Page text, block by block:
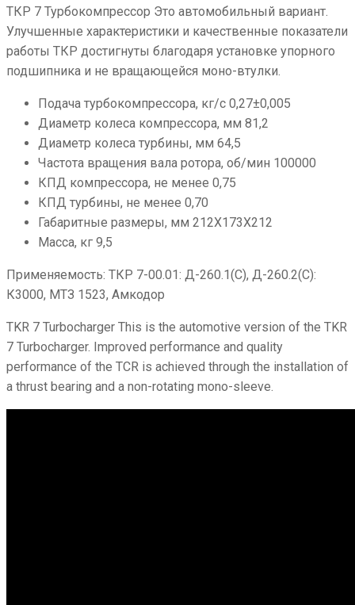
ТКР 7 Турбокомпрессор Это автомобильный вариант.
Улучшенные характеристики и качественные показатели
работы ТКР достигнуты благодаря установке упорного
подшипника и не вращающейся моно-втулки.
Подача турбокомпрессора, кг/с 0,27±0,005
Диаметр колеса компрессора, мм 81,2
Диаметр колеса турбины, мм 64,5
Частота вращения вала ротора, об/мин 100000
КПД компрессора, не менее 0,75
КПД турбины, не менее 0,70
Габаритные размеры, мм 212X173X212
Масса, кг 9,5
Применяемость: ТКР 7-00.01: Д-260.1(С), Д-260.2(С):
К3000, МТЗ 1523, Амкодор
TKR 7 Turbocharger This is the automotive version of the TKR
7 Turbocharger. Improved performance and quality
performance of the TCR is achieved through the installation of
a thrust bearing and a non-rotating mono-sleeve.